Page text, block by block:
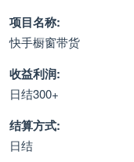
项目名称:
快手橱窗带货
收益利润:
日结300+
结算方式:
日结